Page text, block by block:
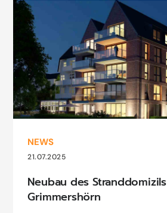
NEWS
21.07.2025
Neubau des Stranddomizils
Grimmershörn